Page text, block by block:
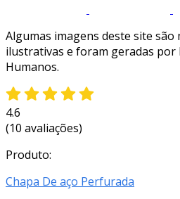
Algumas imagens deste site são
ilustrativas e foram geradas por
Humanos.
4.6
(10 avaliações)
Produto:
Chapa De aço Perfurada